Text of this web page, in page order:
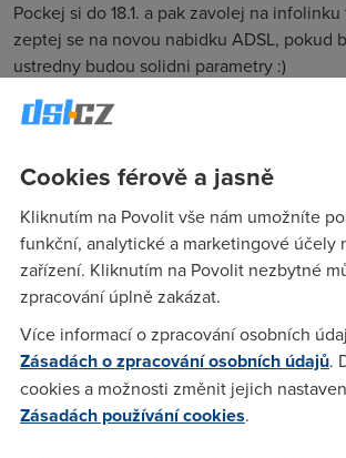
Pockej si do 18.1. a pak zavolej na
zeptej se na novou nabidku ADSL, pokud
ustredny budou solidni parametry :)
nemusi cekat, muze volat - ja tam dnes
Anonym(13.1.2005 18:08:41)
A ty "super" parametry jsou co? Ze by snad
objem dat pri plne rychlosti? Nebo snad
na vetsi rychlost nez je 64/64? To asi ne,
Cookies férově a jasně
Kliknutím na Povolit vše nám umožníte
funkční, analytické a marketingové účely
zařízení. Kliknutím na Povolit nezbytné
zpracování úplně zakázat.
Více informací o zpracování osobních
Zásadách o zpracování osobních údajů.
cookies a možnosti změnit jejich
Zásadách používání cookies.